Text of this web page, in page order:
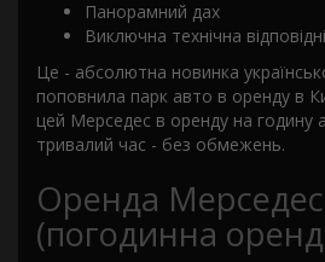
Панорамний дах
Виключна технічна
Це - абсолютна новинка
поповнила парк авто в оренду в
цей Мерседес в оренду на годину
тривалий час - без обмежень.
Оренда
(погодинна